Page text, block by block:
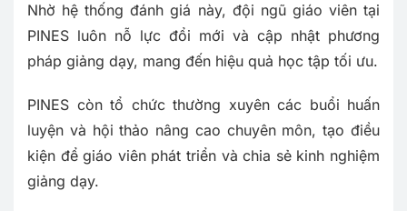
Nhờ hệ thống đánh giá này, đội ngũ giáo viên tại
PINES luôn nỗ lực đổi mới và cập nhật phương
pháp giảng dạy, mang đến hiệu quả học tập tối ưu.
PINES còn tổ chức thường xuyên các buổi huấn
luyện và hội thảo nâng cao chuyên môn, tạo điều
kiện để giáo viên phát triển và chia sẻ kinh nghiệm
giảng dạy.